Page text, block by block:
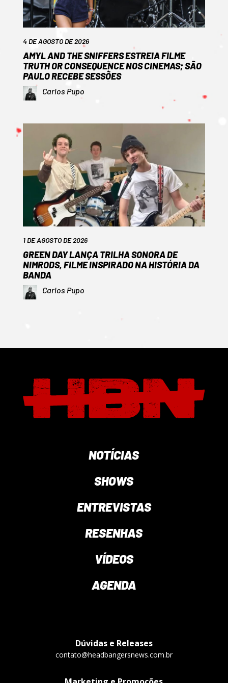
4 DE AGOSTO DE 2026
AMYL AND THE SNIFFERS ESTREIA FILME
TRUTH OR CONSEQUENCE NOS CINEMAS; SÃO
PAULO RECEBE SESSÕES
Carlos Pupo
1 DE AGOSTO DE 2026
GREEN DAY LANÇA TRILHA SONORA DE
NIMRODS, FILME INSPIRADO NA HISTÓRIA DA
BANDA
Carlos Pupo
NOTÍCIAS
SHOWS
ENTREVISTAS
RESENHAS
VÍDEOS
AGENDA
Dúvidas e Releases
contato@headbangersnews.com.br